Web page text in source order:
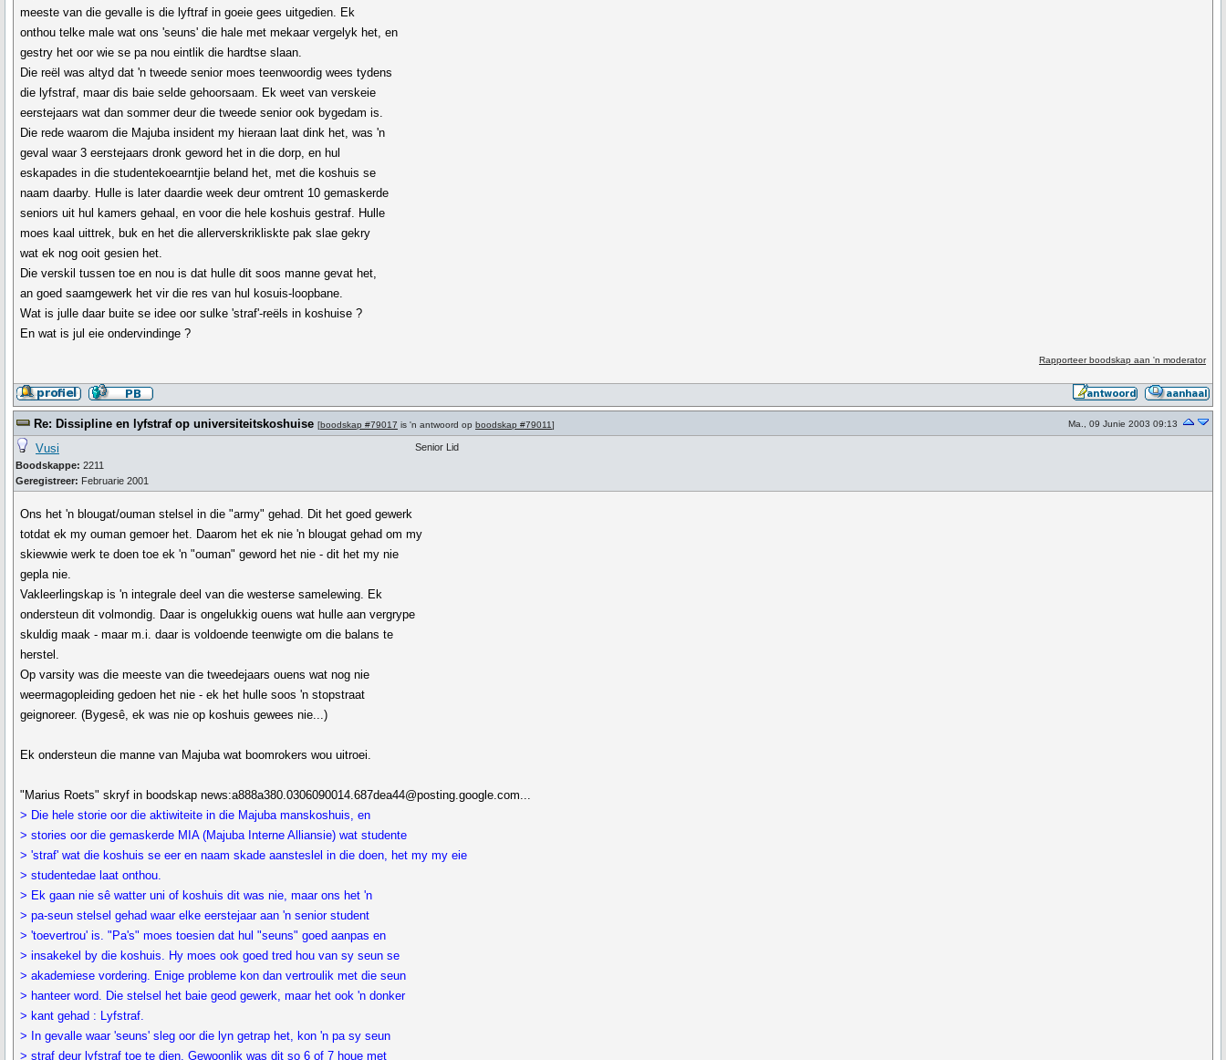
meeste van die gevalle is die lyftraf in goeie gees uitgedien. Ek
onthou telke male wat ons 'seuns' die hale met mekaar vergelyk het, en
gestry het oor wie se pa nou eintlik die hardtse slaan.
Die reël was altyd dat 'n tweede senior moes teenwoordig wees tydens
die lyfstraf, maar dis baie selde gehoorsaam. Ek weet van verskeie
eerstejaars wat dan sommer deur die tweede senior ook bygedam is.
Die rede waarom die Majuba insident my hieraan laat dink het, was 'n
geval waar 3 eerstejaars dronk geword het in die dorp, en hul
eskapades in die studentekoearntjie beland het, met die koshuis se
naam daarby. Hulle is later daardie week deur omtrent 10 gemaskerde
seniors uit hul kamers gehaal, en voor die hele koshuis gestraf. Hulle
moes kaal uittrek, buk en het die allerverskrikliskte pak slae gekry
wat ek nog ooit gesien het.
Die verskil tussen toe en nou is dat hulle dit soos manne gevat het,
an goed saamgewerk het vir die res van hul kosuis-loopbane.
Wat is julle daar buite se idee oor sulke 'straf'-reëls in koshuise ?
En wat is jul eie ondervindinge ?
Rapporteer boodskap aan 'n moderator
Re: Dissipline en lyfstraf op universiteitskoshuise [boodskap #79017 is 'n antwoord op boodskap #79011] Ma., 09 Junie 2003 09:13
Vusi
Boodskappe: 2211
Geregistreer: Februarie 2001
Senior Lid
Ons het 'n blougat/ouman stelsel in die "army" gehad. Dit het goed gewerk
totdat ek my ouman gemoer het. Daarom het ek nie 'n blougat gehad om my
skiewwie werk te doen toe ek 'n "ouman" geword het nie - dit het my nie
gepla nie.
Vakleerlingskap is 'n integrale deel van die westerse samelewing. Ek
ondersteun dit volmondig. Daar is ongelukkig ouens wat hulle aan vergrype
skuldig maak - maar m.i. daar is voldoende teenwigte om die balans te
herstel.
Op varsity was die meeste van die tweedejaars ouens wat nog nie
weermagopleiding gedoen het nie - ek het hulle soos 'n stopstraat
geignoreer. (Bygesê, ek was nie op koshuis gewees nie...)
Ek ondersteun die manne van Majuba wat boomrokers wou uitroei.
"Marius Roets" skryf in boodskap news:a888a380.0306090014.687dea44@posting.google.com...
> Die hele storie oor die aktiwiteite in die Majuba manskoshuis, en
> stories oor die gemaskerde MIA (Majuba Interne Alliansie) wat studente
> 'straf' wat die koshuis se eer en naam skade aansteslel in die doen, het my my eie
> studentedae laat onthou.
> Ek gaan nie sê watter uni of koshuis dit was nie, maar ons het 'n
> pa-seun stelsel gehad waar elke eerstejaar aan 'n senior student
> 'toevertrou' is. "Pa's" moes toesien dat hul "seuns" goed aanpas en
> insakekel by die koshuis. Hy moes ook goed tred hou van sy seun se
> akademiese vordering. Enige probleme kon dan vertroulik met die seun
> hanteer word. Die stelsel het baie geod gewerk, maar het ook 'n donker
> kant gehad : Lyfstraf.
> In gevalle waar 'seuns' sleg oor die lyn getrap het, kon 'n pa sy seun
> straf deur lyfstraf toe te dien. Gewoonlik was dit so 6 of 7 houe met